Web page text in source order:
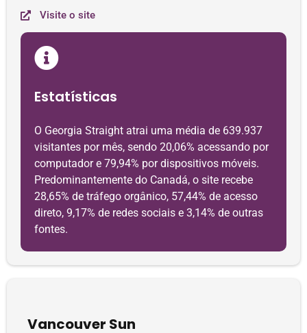
Visite o site
Estatísticas
O Georgia Straight atrai uma média de 639.937
visitantes por mês, sendo 20,06% acessando por
computador e 79,94% por dispositivos móveis.
Predominantemente do Canadá, o site recebe
28,65% de tráfego orgânico, 57,44% de acesso
direto, 9,17% de redes sociais e 3,14% de outras
fontes.
Vancouver Sun